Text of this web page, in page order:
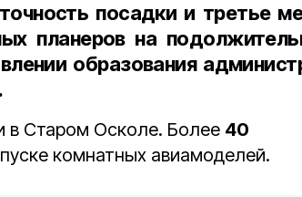
посадки и третье
планеров на
образования
в Старом Осколе. Более 40
комнатных авиамоделей.